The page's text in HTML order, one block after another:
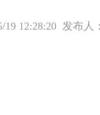
19 12:28:20 发布人